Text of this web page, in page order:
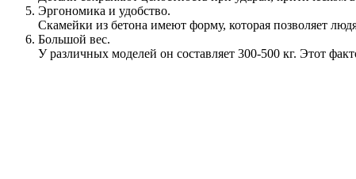
Эргономика и удобство.
Скамейки из бетона имеют форму, которая позволяет
Большой вес.
У различных моделей он составляет 300-500 кг. Этот